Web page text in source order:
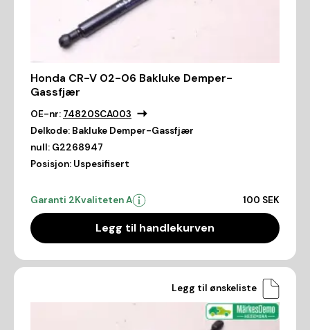
Honda CR-V 02-06 Bakluke Demper-
Gassfjær
OE-nr: 74820SCA003
Delkode: Bakluke Demper-Gassfjær
null: G2268947
Posisjon: Uspesifisert
Garanti 2Kvaliteten A 100 SEK
Legg til handlekurven
Legg til ønskeliste